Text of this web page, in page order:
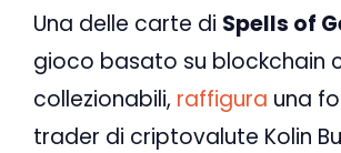
Una delle carte di Spells of
gioco basato su blockchain
collezionabili, raffigura una
trader di criptovalute Kolin